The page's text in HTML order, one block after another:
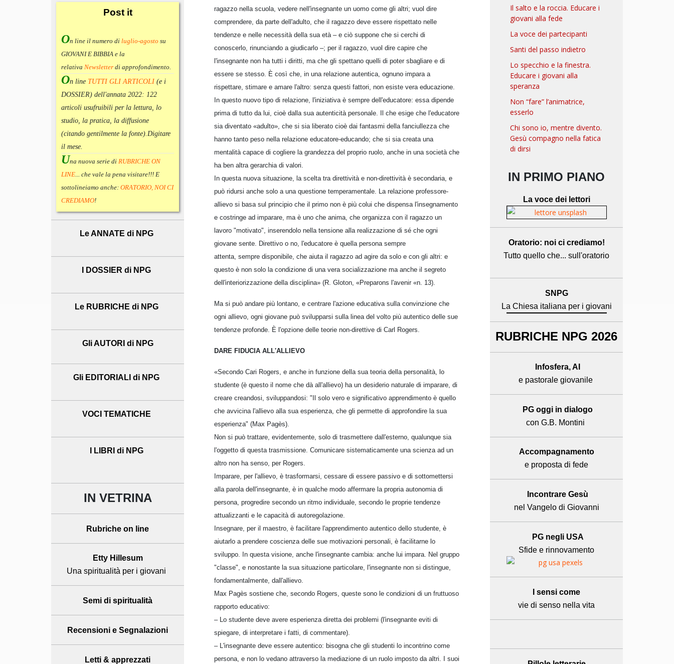
Postit
On line il numero di luglio-agosto su
GIOVANI E BIBBIA e la
relativa Newsletter di approfondimento.
On line TUTTI GLI ARTICOLI (e i
DOSSIER) dell'annata 2022: 122
articoli usufruibili per la lettura, lo
studio, la pratica, la diffusione
(citando gentilmente la fonte).Digitare
il mese.
Una nuova serie di RUBRICHE ON
LINE... che vale la pena visitare!!! E
sottolineiamo anche: ORATORIO, NOI CI
CREDIAMO!
Le ANNATE di NPG
I DOSSIER di NPG
Le RUBRICHE di NPG
Gli AUTORI di NPG
Gli EDITORIALI di NPG
VOCI TEMATICHE
I LIBRI di NPG
IN VETRINA
Rubriche on line
Etty Hillesum
Una spiritualità per i giovani
Semi di spiritualità
Recensioni e Segnalazioni
Letti & apprezzati
ragazzo nella scuola, vedere nell'insegnante un uomo come gli altri; vuol dire
comprendere, da parte dell'adulto, che il ragazzo deve essere rispettato nelle
tendenze e nelle necessità della sua età – e ciò suppone che si cerchi di
conoscerlo, rinunciando a giudicarlo –; per il ragazzo, vuol dire capire che
l'insegnante non ha tutti i diritti, ma che gli spettano quelli di poter sbagliare e di
essere se stesso. È così che, in una relazione autentica, ognuno impara a
rispettare, stimare e amare l'altro: senza questi fattori, non esiste vera educazione.
In questo nuovo tipo di relazione, l'iniziativa è sempre dell'educatore: essa dipende
prima di tutto da lui, cioè dalla sua autenticità personale. Il che esige che l'educatore
sia diventato «adulto», che si sia liberato cioè dai fantasmi della fanciullezza che
hanno tanto peso nella relazione educatore-educando; che si sia creata una
mentalità capace di cogliere la grandezza del proprio ruolo, anche in una società che
ha ben altra gerarchia di valori.
In questa nuova situazione, la scelta tra direttività e non-direttività è secondaria, e
può ridursi anche solo a una questione temperamentale. La relazione professore-
allievo si basa sul principio che il primo non è più colui che dispensa l'insegnamento
e costringe ad imparare, ma è uno che anima, che organizza con il ragazzo un
lavoro "motivato", inserendolo nella tensione alla realizzazione di sé che ogni
giovane sente. Direttivo o no, l'educatore è quella persona sempre
attenta, sempre disponibile, che aiuta il ragazzo ad agire da solo e con gli altri: e
questo è non solo la condizione di una vera socializzazione ma anche il segreto
dell'interiorizzazione della disciplina» (R. Gloton, «Preparons l'avenir «n. 13).
Ma si può andare più lontano, e centrare l'azione educativa sulla convinzione che
ogni allievo, ogni giovane può svilupparsi sulla linea del volto più autentico delle sue
tendenze profonde. È l'opzione delle teorie non-direttive di Carl Rogers.
DARE FIDUCIA ALL'ALLIEVO
«Secondo Cari Rogers, e anche in funzione della sua teoria della personalità, lo
studente (è questo il nome che dà all'allievo) ha un desiderio naturale di imparare, di
creare creandosi, sviluppandosi: "Il solo vero e significativo apprendimento è quello
che avvicina l'allievo alla sua esperienza, che gli permette di approfondire la sua
esperienza" (Max Pagès).
Non si può trattare, evidentemente, solo di trasmettere dall'esterno, qualunque sia
l'oggetto di questa trasmissione. Comunicare sistematicamente una scienza ad un
altro non ha senso, per Rogers.
Imparare, per l'allievo, è trasformarsi, cessare di essere passivo e di sottomettersi
alla parola dell'insegnante, è in qualche modo affermare la propria autonomia di
persona, progredire secondo un ritmo individuale, secondo le proprie tendenze
attualizzanti e le capacità di autoregolazione.
Insegnare, per il maestro, è facilitare l'apprendimento autentico dello studente, è
aiutarlo a prendere coscienza delle sue motivazioni personali, è facilitarne lo
sviluppo. In questa visione, anche l'insegnante cambia: anche lui impara. Nel gruppo
"classe", e nonostante la sua situazione particolare, l'insegnante non si distingue,
fondamentalmente, dall'allievo.
Max Pagès sostiene che, secondo Rogers, queste sono le condizioni di un fruttuoso
rapporto educativo:
– Lo studente deve avere esperienza diretta dei problemi (l'insegnante eviti di
spiegare, di interpretare i fatti, di commentare).
– L'insegnante deve essere autentico: bisogna che gli studenti lo incontrino come
persona, e non lo vedano attraverso la mediazione di un ruolo imposto da altri. I suoi
Il salto e la roccia. Educare i
giovani alla fede
La voce dei partecipanti
Santi del passo indietro
Lo specchio e la finestra.
Educare i giovani alla
speranza
Non “fare” l’animatrice,
esserlo
Chi sono io, mentre divento.
Gesù compagno nella fatica
di dirsi
IN PRIMO PIANO
La voce dei lettori
Oratorio: noi ci crediamo!
Tutto quello che... sull'oratorio
SNPG
La Chiesa italiana per i giovani
RUBRICHE NPG 2026
Infosfera, AI
e pastorale giovanile
PG oggi in dialogo
con G.B. Montini
Accompagnamento
e proposta di fede
Incontrare Gesù
nel Vangelo di Giovanni
PG negli USA
Sfide e rinnovamento
I sensi come
vie di senso nella vita